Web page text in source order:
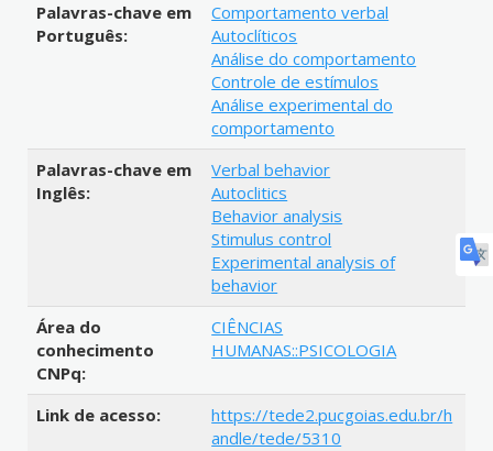
Palavras-chave em
Português:
Comportamento verbal
Autoclíticos
Análise do comportamento
Controle de estímulos
Análise experimental do
comportamento
Palavras-chave em
Inglês:
Verbal behavior
Autoclitics
Behavior analysis
Stimulus control
Experimental analysis of
behavior
Área do
conhecimento
CNPq:
CIÊNCIAS
HUMANAS::PSICOLOGIA
Link de acesso:
https://tede2.pucgoias.edu.br/h
andle/tede/5310